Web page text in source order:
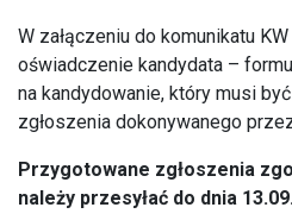
W załączeniu do komunikatu
oświadczenie kandydata –
na kandydowanie, który musi
zgłoszenia dokonywanego
Przygotowane zgłoszenia
należy przesyłać do dnia